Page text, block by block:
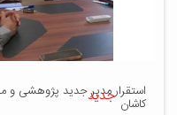
استقرار مدیر جدید پژوهشی و
کاشان جدید